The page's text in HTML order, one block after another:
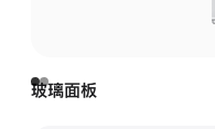
玻璃面板